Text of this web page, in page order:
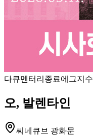
다큐멘터리 종료에그지수
오, 발렌타인
씨네큐브 광화문